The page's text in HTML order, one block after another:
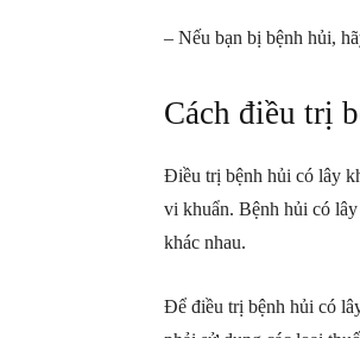
– Nếu bạn bị bệnh hủi,
Cách điều trị
Điều trị bệnh hủi có lây
vi khuẩn. Bệnh hủi có
khác nhau.
Để điều trị bệnh hủi có